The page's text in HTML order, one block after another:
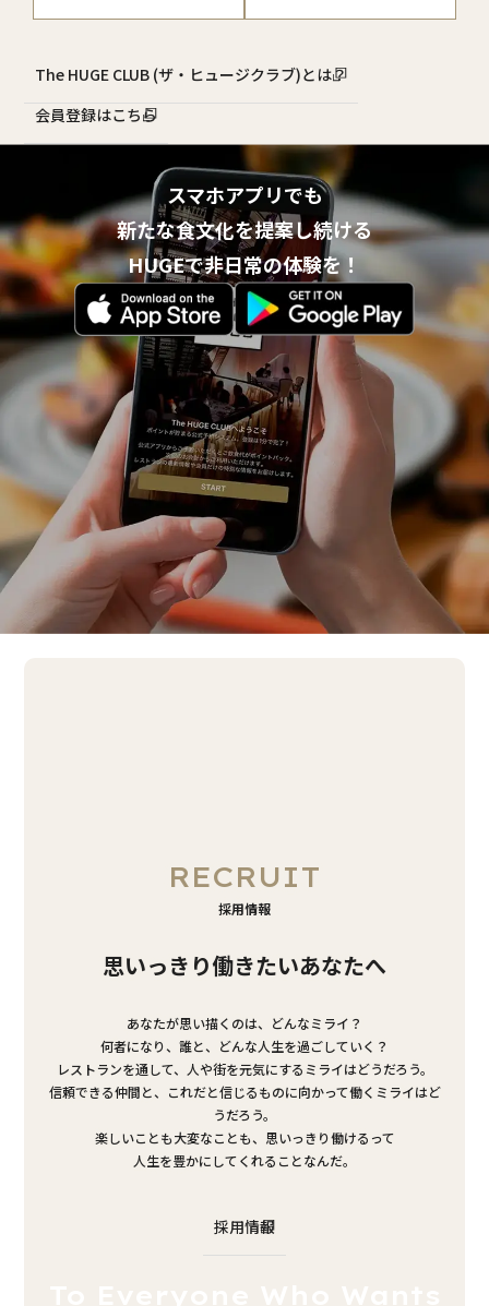
The HUGE CLUB (ザ・ヒュージクラブ)とは？
会員登録はこちら
スマホアプリでも
新たな食文化を提案し続ける
HUGEで非日常の体験を！
RECRUIT
採用情報
思いっきり働きたいあなたへ
あなたが思い描くのは、どんなミライ？
何者になり、誰と、どんな人生を過ごしていく？
レストランを通して、人や街を元気にするミライはどうだろう。
信頼できる仲間と、これだと信じるものに向かって働くミライはど
うだろう。
楽しいことも大変なことも、思いっきり働けるって
人生を豊かにしてくれることなんだ。
採用情報